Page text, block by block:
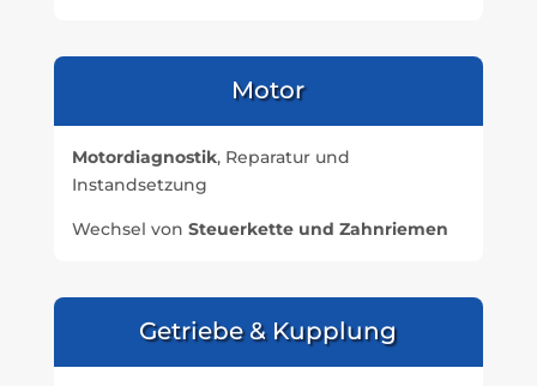
Motor
Motordiagnostik, Reparatur und
Instandsetzung
Wechsel von Steuerkette und Zahnriemen
Getriebe & Kupplung